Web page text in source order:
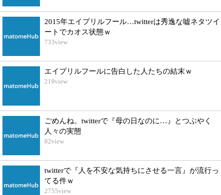
2015年エイプリルフール…twitterは秀逸な嘘ネタツイ
ートでカオス状態ｗ
733view
エイプリルフールに告白した人たちの結末ｗ
219view
ごめんね。twitterで『母の日なのに…』とつぶやく
人々の実態
82view
twitterで『人を不安な気持ちにさせる一言』が流行っ
てる件ｗ
2755view